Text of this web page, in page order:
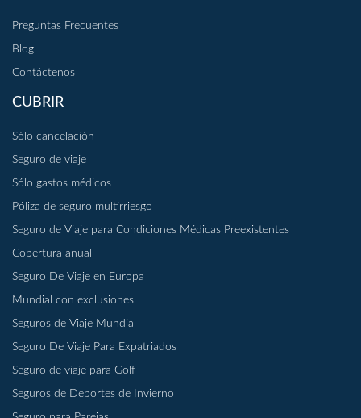
Preguntas Frecuentes
Blog
Contáctenos
CUBRIR
Sólo cancelación
Seguro de viaje
Sólo gastos médicos
Póliza de seguro multirriesgo
Seguro de Viaje para Condiciones Médicas Preexistentes
Cobertura anual
Seguro De Viaje en Europa
Mundial con exclusiones
Seguros de Viaje Mundial
Seguro De Viaje Para Expatriados
Seguro de viaje para Golf
Seguros de Deportes de Invierno